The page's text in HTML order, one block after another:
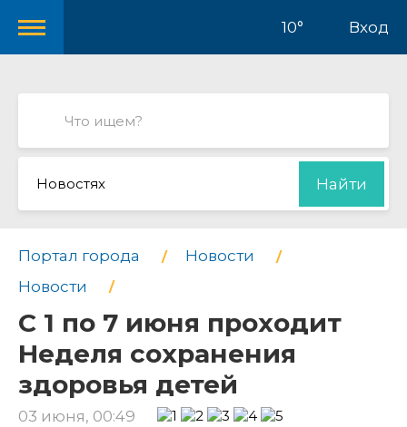
10° Вход
Новостях Найти
Портал города
Новости
Новости
С 1 по 7 июня проходит
Неделя сохранения
здоровья детей
03 июня, 00:49